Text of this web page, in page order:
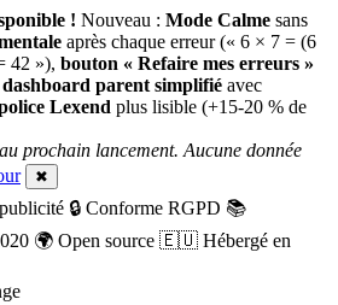
! Nouveau : Mode Calme sans
après chaque erreur (« 6 × 7 = (6
42 »), bouton « Refaire mes erreurs »
dashboard parent simplifié avec
Lexend plus lisible (+15-20 % de
prochain lancement. Aucune donnée
✖
🔒 Conforme RGPD 📚
🌍 Open source 🇪🇺 Hébergé en